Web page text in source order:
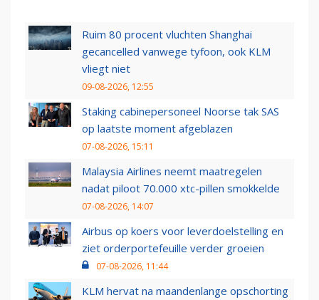
Ruim 80 procent vluchten Shanghai
gecancelled vanwege tyfoon, ook KLM
vliegt niet
09-08-2026, 12:55
Staking cabinepersoneel Noorse tak SAS
op laatste moment afgeblazen
07-08-2026, 15:11
Malaysia Airlines neemt maatregelen
nadat piloot 70.000 xtc-pillen smokkelde
07-08-2026, 14:07
Airbus op koers voor leverdoelstelling en
ziet orderportefeuille verder groeien
07-08-2026, 11:44
KLM hervat na maandenlange opschorting